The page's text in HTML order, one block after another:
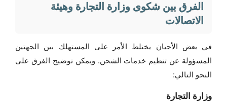
الفرق بين شكوى وزارة التجارة وهيئة
الاتصالات
في بعض الأحيان يختلط الأمر على المستهلك بين الجهتين
المسؤولة عن تنظيم خدمات الشحن. ويمكن توضيح الفرق على
النحو التالي:
وزارة التجارة